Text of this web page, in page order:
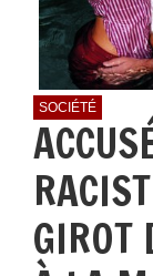
SOCIÉTÉ
GIROT